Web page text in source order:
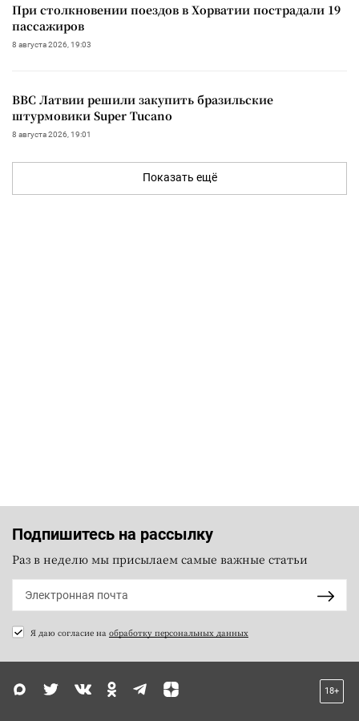
При столкновении поездов в Хорватии пострадали 19
пассажиров
8 августа 2026, 19:03
ВВС Латвии решили закупить бразильские
штурмовики Super Tucano
8 августа 2026, 19:01
Показать ещё
Подпишитесь на рассылку
Раз в неделю мы присылаем самые важные статьи
Я даю согласие на обработку персональных данных
18+